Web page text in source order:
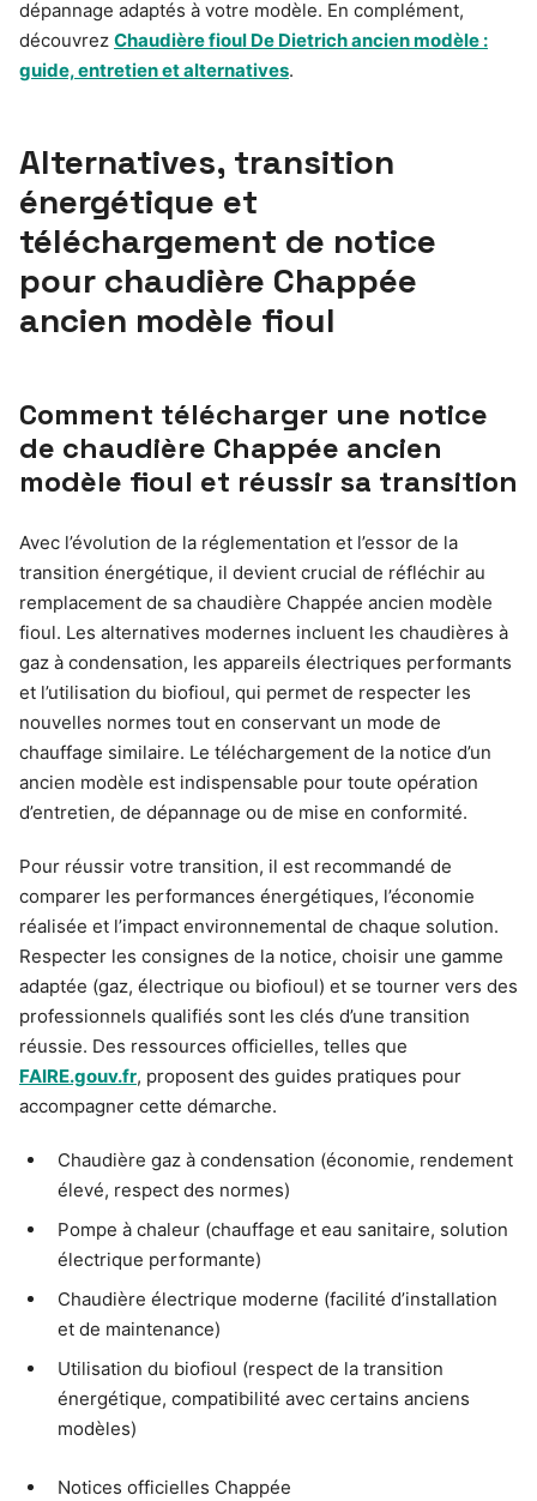
dépannage adaptés à votre modèle. En complément,
découvrez Chaudière fioul De Dietrich ancien modèle :
guide, entretien et alternatives.
Alternatives, transition
énergétique et
téléchargement de notice
pour chaudière Chappée
ancien modèle fioul
Comment télécharger une notice
de chaudière Chappée ancien
modèle fioul et réussir sa transition
Avec l’évolution de la réglementation et l’essor de la
transition énergétique, il devient crucial de réfléchir au
remplacement de sa chaudière Chappée ancien modèle
fioul. Les alternatives modernes incluent les chaudières à
gaz à condensation, les appareils électriques performants
et l’utilisation du biofioul, qui permet de respecter les
nouvelles normes tout en conservant un mode de
chauffage similaire. Le téléchargement de la notice d’un
ancien modèle est indispensable pour toute opération
d’entretien, de dépannage ou de mise en conformité.
Pour réussir votre transition, il est recommandé de
comparer les performances énergétiques, l’économie
réalisée et l’impact environnemental de chaque solution.
Respecter les consignes de la notice, choisir une gamme
adaptée (gaz, électrique ou biofioul) et se tourner vers des
professionnels qualifiés sont les clés d’une transition
réussie. Des ressources officielles, telles que
FAIRE.gouv.fr, proposent des guides pratiques pour
accompagner cette démarche.
Chaudière gaz à condensation (économie, rendement
élevé, respect des normes)
Pompe à chaleur (chauffage et eau sanitaire, solution
électrique performante)
Chaudière électrique moderne (facilité d’installation
et de maintenance)
Utilisation du biofioul (respect de la transition
énergétique, compatibilité avec certains anciens
modèles)
Notices officielles Chappée